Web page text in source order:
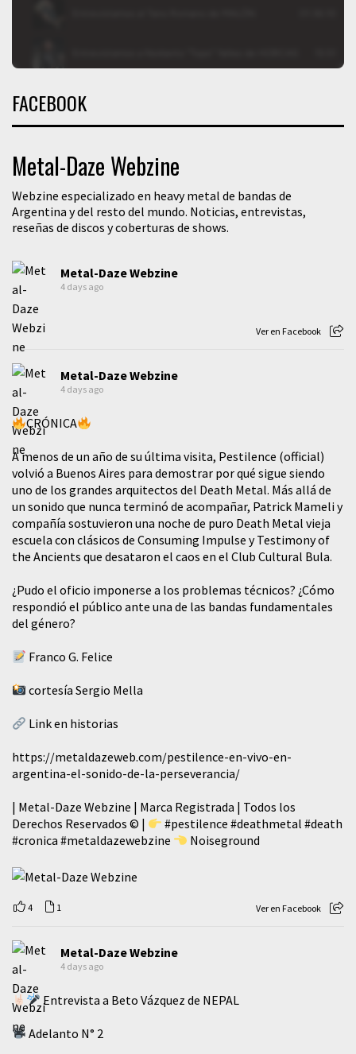
FACEBOOK
Metal-Daze Webzine
Webzine especializado en heavy metal de bandas de
Argentina y del resto del mundo. Noticias, entrevistas,
reseñas de discos y coberturas de shows.
Metal-Daze Webzine
4 days ago
Ver en Facebook
Metal-Daze Webzine
4 days ago
CRÓNICA
A menos de un año de su última visita, Pestilence (official)
volvió a Buenos Aires para demostrar por qué sigue siendo
uno de los grandes arquitectos del Death Metal. Más allá de
un sonido que nunca terminó de acompañar, Patrick Mameli y
compañía sostuvieron una noche de puro Death Metal vieja
escuela con clásicos de Consuming Impulse y Testimony of
the Ancients que desataron el caos en el Club Cultural Bula.
¿Pudo el oficio imponerse a los problemas técnicos? ¿Cómo
respondió el público ante una de las bandas fundamentales
del género?
Franco G. Felice
cortesía Sergio Mella
Link en historias
https://metaldazeweb.com/pestilence-en-vivo-en-
argentina-el-sonido-de-la-perseverancia/
| Metal-Daze Webzine | Marca Registrada | Todos los
Derechos Reservados © |
#pestilence #deathmetal #death
#cronica #metaldazewebzine Noiseground
4 1 Ver en Facebook
Metal-Daze Webzine
4 days ago
Entrevista a Beto Vázquez de NEPAL
Adelanto N° 2